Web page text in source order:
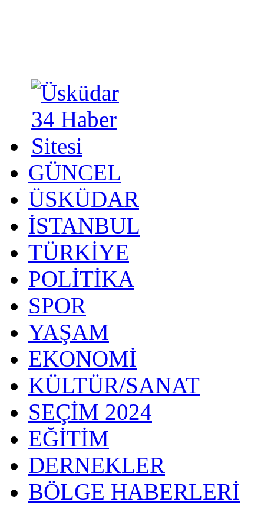
GÜNCEL
ÜSKÜDAR
İSTANBUL
TÜRKİYE
POLİTİKA
SPOR
YAŞAM
EKONOMİ
KÜLTÜR/SANAT
SEÇİM 2024
EĞİTİM
DERNEKLER
BÖLGE HABERLERİ